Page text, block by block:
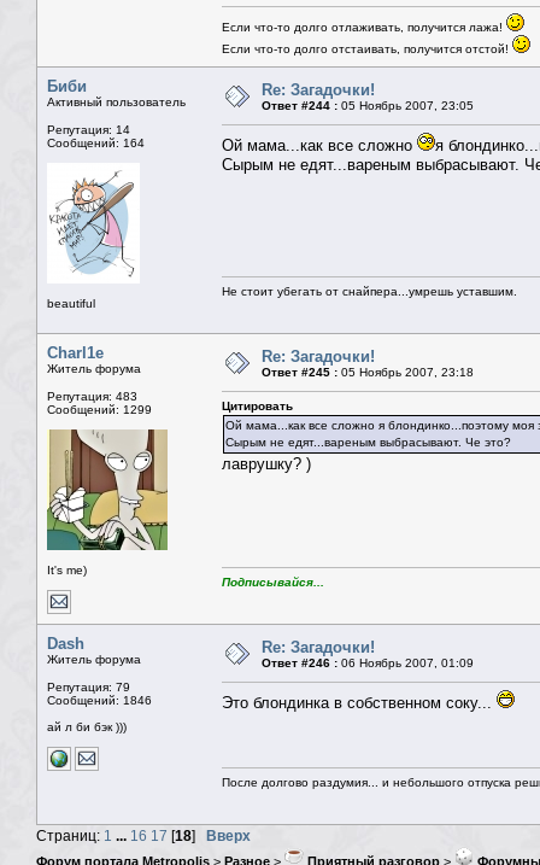
Если что-то долго отлаживать, получится лажа!
Если что-то долго отстаивать, получится отстой!
Биби
Активный пользователь
Репутация: 14
Сообщений: 164
beautiful
Re: Загадочки!
Ответ #244 : 05 Ноябрь 2007, 23:05
Ой мама...как все сложно
я
Сырым не едят...вареным выбрасывают.
Не стоит убегать от снайпера...умрешь уставшим.
Charl1e
Житель форума
Репутация: 483
Сообщений: 1299
It's me)
Re: Загадочки!
Ответ #245 : 05 Ноябрь 2007, 23:18
Цитировать
Ой мама...как все сложно я блондинко...поэтому моя
Сырым не едят...вареным выбрасывают. Че это?
лаврушку? )
Подписывайся...
Dash
Житель форума
Репутация: 79
Сообщений: 1846
ай л би бэк )))
Re: Загадочки!
Ответ #246 : 06 Ноябрь 2007, 01:09
Это блондинка в собственном соку...
После долгово раздумия... и небольшого отпуска
Страниц: 1 ... 16 17 [18] Вверх
Форум портала Metropolis > Разное > Приятный разговор >